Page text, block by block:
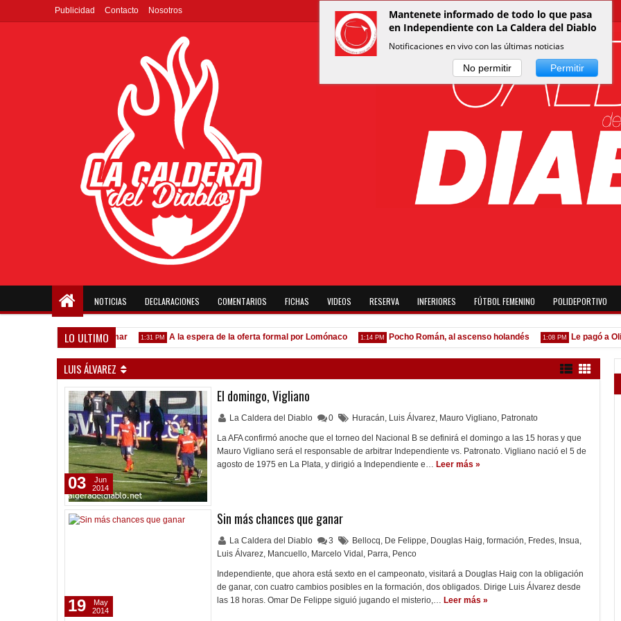
Publicidad Contacto Nosotros
NOTICIAS DECLARACIONES COMENTARIOS FICHAS VIDEOS RESERVA INFERIORES FÚTBOL FEMENINO POLIDEPORTIVO
LO ULTIMO
ante el Calamar 1:31 PM A la espera de la oferta formal por Lomónaco 1:14 PM Pocho Román, al ascenso holandés 1:08 PM Le pagó a Olimpia
LUIS ÁLVAREZ
El domingo, Vigliano
La Caldera del Diablo 0 Huracán, Luis Álvarez, Mauro Vigliano, Patronato
La AFA confirmó anoche que el torneo del Nacional B se definirá el domingo a las 15 horas y que
Mauro Vigliano será el responsable de arbitrar Independiente vs. Patronato. Vigliano nació el 5 de
agosto de 1975 en La Plata, y dirigió a Independiente e… Leer más »
03
Jun
2014
Sin más chances que ganar
La Caldera del Diablo 3 Bellocq, De Felippe, Douglas Haig, formación, Fredes, Insua,
Luis Álvarez, Mancuello, Marcelo Vidal , Parra, Penco
Independiente, que ahora está sexto en el campeonato, visitará a Douglas Haig con la obligación
de ganar, con cuatro cambios posibles en la formación, dos obligados. Dirige Luis Álvarez desde
las 18 horas. Omar De Felippe siguió jugando el misterio,… Leer más »
19
May
2014
Mantenete informado de todo lo que pasa
en Independiente con La Caldera del Diablo
Notificaciones en vivo con las últimas noticias
No permitir Permitir